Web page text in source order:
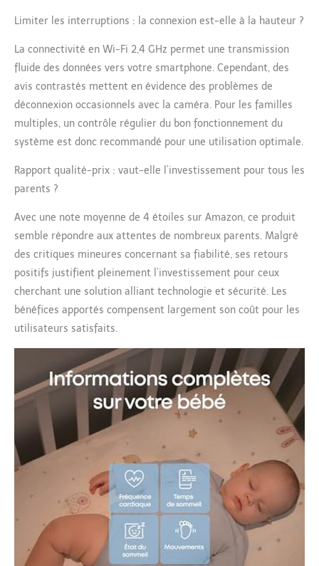
nocturne qui ne
sommeil. Données
fiables et rapports
optimisés : Recevez des
rapports personnalisés
enfant grâce à des
algorithmes optimisés
Données vitales sur les
mettre de 0 à 18 mois :
La chaussette
intelligente résiste à la
flexible, elle peut être
lavable et dispose de 3
tailles, pour grandir en
Limiter les interruptions : la connexion est-elle à la hauteur ?
La connectivité en Wi-Fi 2,4 GHz permet une transmission
fluide des données vers votre smartphone. Cependant, des
avis contrastés mettent en évidence des problèmes de
déconnexion occasionnels avec la caméra. Pour les familles
multiples, un contrôle régulier du bon fonctionnement du
système est donc recommandé pour une utilisation optimale.
Rapport qualité-prix : vaut-elle l’investissement pour tous les
parents ?
Avec une note moyenne de 4 étoiles sur Amazon, ce produit
semble répondre aux attentes de nombreux parents. Malgré
des critiques mineures concernant sa fiabilité, ses retours
positifs justifient pleinement l’investissement pour ceux
cherchant une solution alliant technologie et sécurité. Les
bénéfices apportés compensent largement son coût pour les
utilisateurs satisfaits.